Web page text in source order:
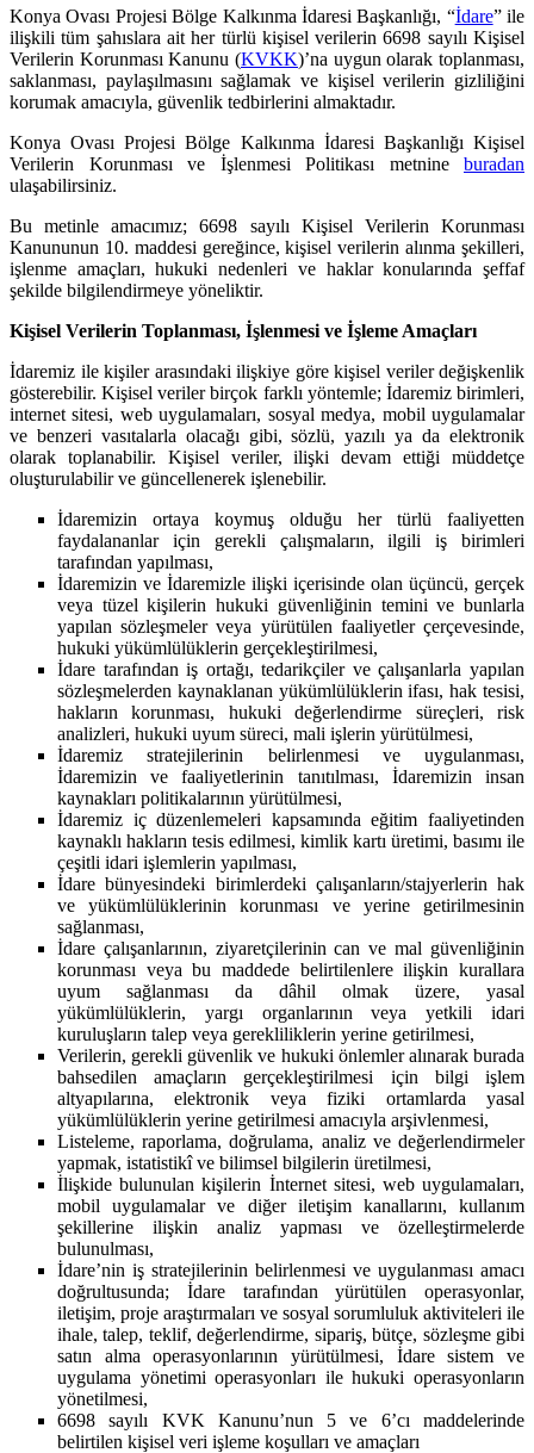
Konya Ovası Projesi Bölge Kalkınma İdaresi Başkanlığı, “İdare” ile
ilişkili tüm şahıslara ait her türlü kişisel verilerin 6698 sayılı Kişisel
Verilerin Korunması Kanunu (KVKK)’na uygun olarak toplanması,
saklanması, paylaşılmasını sağlamak ve kişisel verilerin gizliliğini
korumak amacıyla, güvenlik tedbirlerini almaktadır.
Konya Ovası Projesi Bölge Kalkınma İdaresi Başkanlığı Kişisel
Verilerin Korunması ve İşlenmesi Politikası metnine buradan
ulaşabilirsiniz.
Bu metinle amacımız; 6698 sayılı Kişisel Verilerin Korunması
Kanununun 10. maddesi gereğince, kişisel verilerin alınma şekilleri,
işlenme amaçları, hukuki nedenleri ve haklar konularında şeffaf
şekilde bilgilendirmeye yöneliktir.
Kişisel Verilerin Toplanması, İşlenmesi ve İşleme Amaçları
İdaremiz ile kişiler arasındaki ilişkiye göre kişisel veriler değişkenlik
gösterebilir. Kişisel veriler birçok farklı yöntemle; İdaremiz birimleri,
internet sitesi, web uygulamaları, sosyal medya, mobil uygulamalar
ve benzeri vasıtalarla olacağı gibi, sözlü, yazılı ya da elektronik
olarak toplanabilir. Kişisel veriler, ilişki devam ettiği müddetçe
oluşturulabilir ve güncellenerek işlenebilir.
İdaremizin ortaya koymuş olduğu her türlü faaliyetten
faydalananlar için gerekli çalışmaların, ilgili iş birimleri
tarafından yapılması,
İdaremizin ve İdaremizle ilişki içerisinde olan üçüncü, gerçek
veya tüzel kişilerin hukuki güvenliğinin temini ve bunlarla
yapılan sözleşmeler veya yürütülen faaliyetler çerçevesinde,
hukuki yükümlülüklerin gerçekleştirilmesi,
İdare tarafından iş ortağı, tedarikçiler ve çalışanlarla yapılan
sözleşmelerden kaynaklanan yükümlülüklerin ifası, hak tesisi,
hakların korunması, hukuki değerlendirme süreçleri, risk
analizleri, hukuki uyum süreci, mali işlerin yürütülmesi,
İdaremiz stratejilerinin belirlenmesi ve uygulanması,
İdaremizin ve faaliyetlerinin tanıtılması, İdaremizin insan
kaynakları politikalarının yürütülmesi,
İdaremiz iç düzenlemeleri kapsamında eğitim faaliyetinden
kaynaklı hakların tesis edilmesi, kimlik kartı üretimi, basımı ile
çeşitli idari işlemlerin yapılması,
İdare bünyesindeki birimlerdeki çalışanların/stajyerlerin hak
ve yükümlülüklerinin korunması ve yerine getirilmesinin
sağlanması,
İdare çalışanlarının, ziyaretçilerinin can ve mal güvenliğinin
korunması veya bu maddede belirtilenlere ilişkin kurallara
uyum sağlanması da dâhil olmak üzere, yasal
yükümlülüklerin, yargı organlarının veya yetkili idari
kuruluşların talep veya gerekliliklerin yerine getirilmesi,
Verilerin, gerekli güvenlik ve hukuki önlemler alınarak burada
bahsedilen amaçların gerçekleştirilmesi için bilgi işlem
altyapılarına, elektronik veya fiziki ortamlarda yasal
yükümlülüklerin yerine getirilmesi amacıyla arşivlenmesi,
Listeleme, raporlama, doğrulama, analiz ve değerlendirmeler
yapmak, istatistikî ve bilimsel bilgilerin üretilmesi,
İlişkide bulunulan kişilerin İnternet sitesi, web uygulamaları,
mobil uygulamalar ve diğer iletişim kanallarını, kullanım
şekillerine ilişkin analiz yapması ve özelleştirmelerde
bulunulması,
İdare’nin iş stratejilerinin belirlenmesi ve uygulanması amacı
doğrultusunda; İdare tarafından yürütülen operasyonlar,
iletişim, proje araştırmaları ve sosyal sorumluluk aktiviteleri ile
ihale, talep, teklif, değerlendirme, sipariş, bütçe, sözleşme gibi
satın alma operasyonlarının yürütülmesi, İdare sistem ve
uygulama yönetimi operasyonları ile hukuki operasyonların
yönetilmesi,
6698 sayılı KVK Kanunu’nun 5 ve 6’cı maddelerinde
belirtilen kişisel veri işleme koşulları ve amaçları